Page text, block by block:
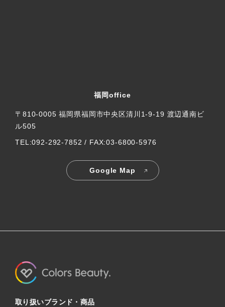
福岡office
〒810-0005 福岡県福岡市中央区清川1-9-19 渡辺通南ビ
ル505
TEL:092-292-7852 / FAX:03-6800-5976
Google Map
取り扱いブランド・商品